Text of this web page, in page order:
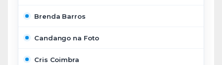
Brenda Barros
Candango na Foto
Cris Coimbra